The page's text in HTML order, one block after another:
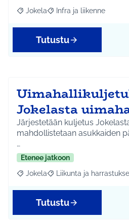
Rajaa tulokset aihepiirin mukaan:
Jokela Rajaa tulokset teeman
Infra ja liikenne
Tutustu
Jokelasta
Järjestetään kuljetus
mahdollistetaan asukkaiden
…
Etenee jatkoon
Rajaa tulokset aihepiirin mukaan:
Jokela Rajaa tulokset teeman
Liikunta ja
Tutustu